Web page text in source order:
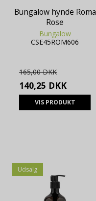
Bungalow hynde Roma
Rose
Bungalow
CSE45ROM606
165,00 DKK
140,25 DKK
VIS PRODUKT
Udsalg